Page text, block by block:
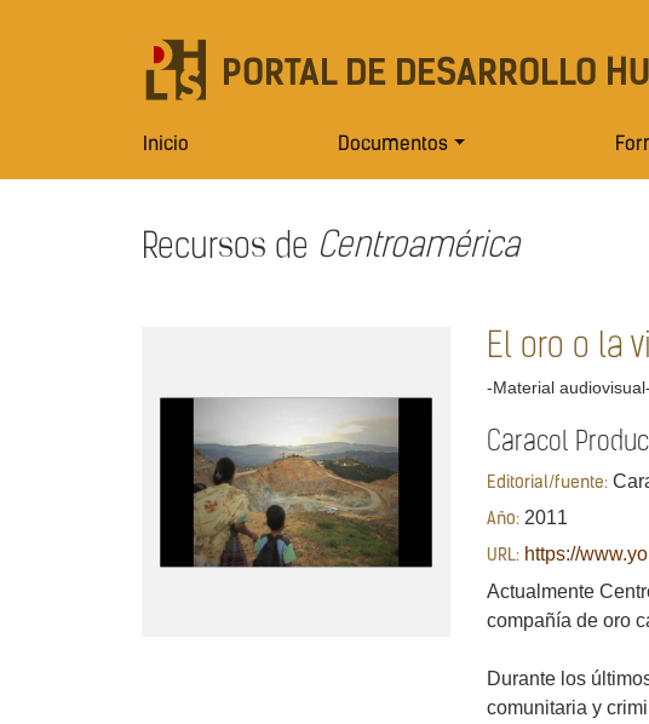
PORTAL DE DESARROLLO
Inicio Documentos
Recursos de Centroamérica
El oro o la
-Material audiovisual-
Caracol
Editorial/fuente:
Año: 2011
URL: https://
Actualmente
compañía de oro
Durante los
comunitaria y